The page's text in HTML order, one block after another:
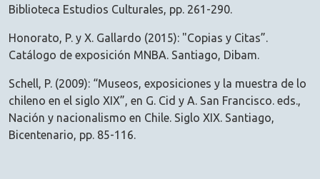
Biblioteca Estudios Culturales, pp. 261-290.
Honorato, P. y X. Gallardo (2015): "Copias y Citas”.
Catálogo de exposición MNBA. Santiago, Dibam.
Schell, P. (2009): “Museos, exposiciones y la muestra de lo
chileno en el siglo XIX”, en G. Cid y A. San Francisco. eds.,
Nación y nacionalismo en Chile. Siglo XIX. Santiago,
Bicentenario, pp. 85-116.